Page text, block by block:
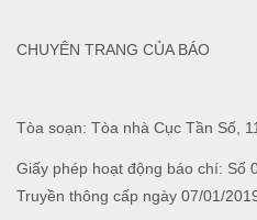
Tòa soạn: Tòa nhà Cục Tần Số,
Giấy phép hoạt động báo chí: Số
Truyền thông cấp ngày 07/01/
CHUYÊN TRANG CỦA BÁO